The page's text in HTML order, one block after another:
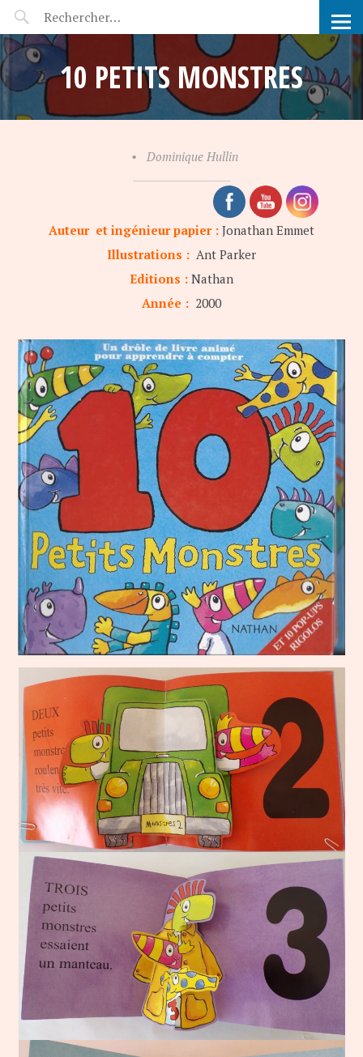
POP-UP FÉERIE
10 PETITS MONSTRES
• Dominique Hullin
Auteur et ingénieur papier : Jonathan Emmet
Illustrations : Ant Parker
Editions : Nathan
Année : 2000